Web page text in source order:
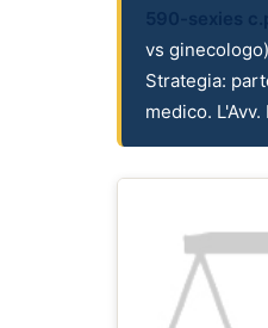
vs
Strategia:
medico.